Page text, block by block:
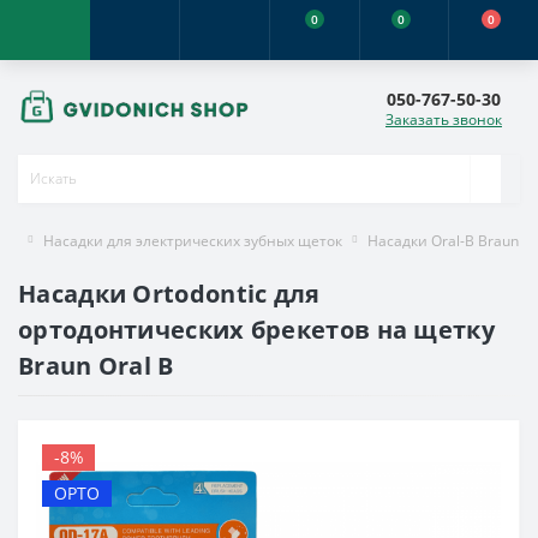
0 0 0
050-767-50-30
Заказать звонок
Насадки для электрических зубных щеток Насадки Oral-B Braun
Насадки Ortodontic для
ортодонтических брекетов на щетку
Braun Oral B
-8%
ОРТО